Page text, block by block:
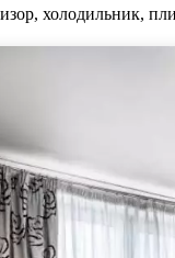
холодильник,